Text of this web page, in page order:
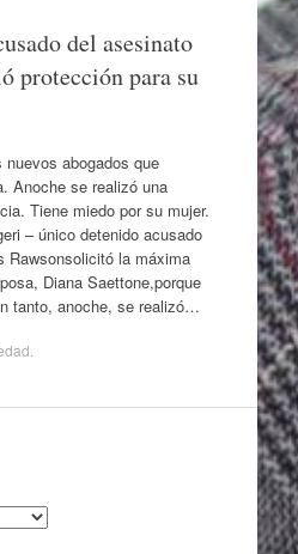
del asesinato
protección para su
abogados que
Anoche se realizó una
Tiene miedo por su mujer.
– único detenido acusado
Rawsonsolicitó la máxima
Diana Saettone,porque
tanto, anoche, se realizó…